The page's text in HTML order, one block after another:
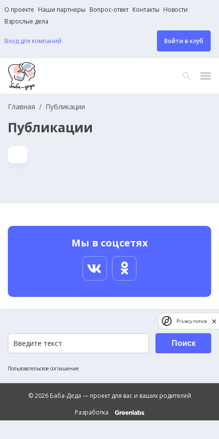
О проекте Наши партнеры Вопрос-ответ Контакты Новости
Взрослые дела
Вход для компаний Войти в клуб
Главная Публикации
Публикации
Мы в соцсетях
Пользовательское соглашение
Поиск
© 2026 Баба-Деда — проект для вас и ваших родителей
Разработка
Privacy notice